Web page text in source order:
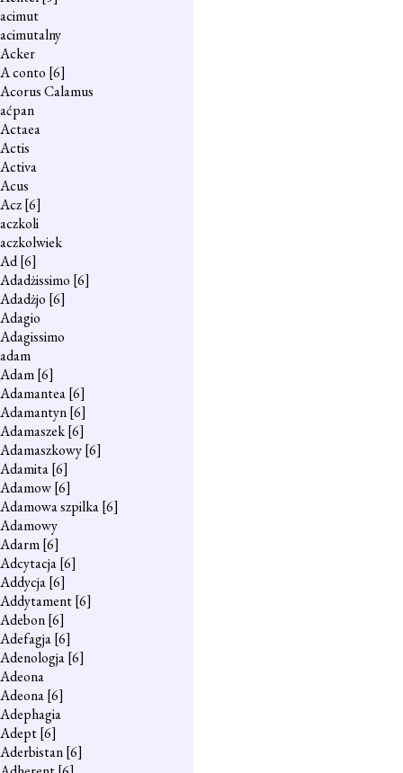
acimut
acimutalny
Acker
A conto [6]
Acorus Calamus
aćpan
Actaea
Actis
Activa
Acus
Acz[6]
aczkoli
aczkolwiek
Ad[6]
Adadżissimo [6]
Adadżjo [6]
Adagio
Adagissimo
adam
Adam[6]
Adamantea[6]
Adamantyn[6]
Adamaszek[6]
Adamaszkowy[6]
Adamita[6]
Adamow[6]
Adamowa szpilka[6]
Adamowy
Adarm[6]
Adcytacja[6]
Addycja[6]
Addytament[6]
Adebon[6]
Adefagja[6]
Adenologja[6]
Adeona
Adeona[6]
Adephagia
Adept[6]
Aderbistan[6]